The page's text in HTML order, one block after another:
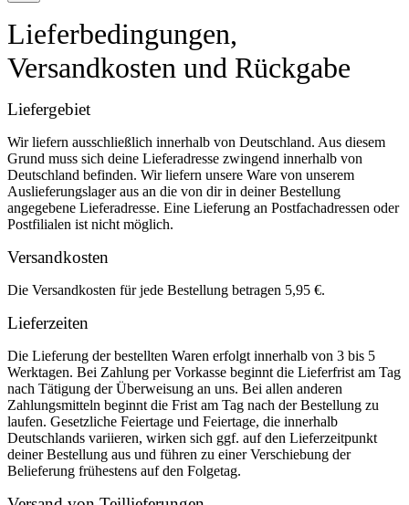
Lieferbedingungen,
Versandkosten und Rückgabe
Liefergebiet
Wir liefern ausschließlich innerhalb von Deutschland. Aus diesem
Grund muss sich deine Lieferadresse zwingend innerhalb von
Deutschland befinden. Wir liefern unsere Ware von unserem
Auslieferungslager aus an die von dir in deiner Bestellung
angegebene Lieferadresse. Eine Lieferung an Postfachadressen oder
Postfilialen ist nicht möglich.
Versandkosten
Die Versandkosten für jede Bestellung betragen 5,95 €.
Lieferzeiten
Die Lieferung der bestellten Waren erfolgt innerhalb von 3 bis 5
Werktagen. Bei Zahlung per Vorkasse beginnt die Lieferfrist am Tag
nach Tätigung der Überweisung an uns. Bei allen anderen
Zahlungsmitteln beginnt die Frist am Tag nach der Bestellung zu
laufen. Gesetzliche Feiertage und Feiertage, die innerhalb
Deutschlands variieren, wirken sich ggf. auf den Lieferzeitpunkt
deiner Bestellung aus und führen zu einer Verschiebung der
Belieferung frühestens auf den Folgetag.